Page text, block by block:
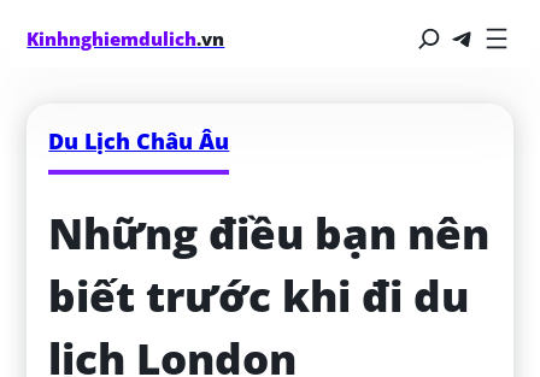
Kinhnghiemdulich.vn
Du Lịch Châu Âu
Những điều bạn nên
biết trước khi đi du
lịch London